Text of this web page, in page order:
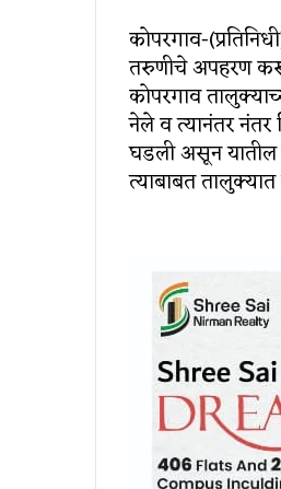
कोपरगाव-
तरुणीचे अपहरण
कोपरगाव
नेले व त्यानंतर
घडली असून यातील
त्याबाबत